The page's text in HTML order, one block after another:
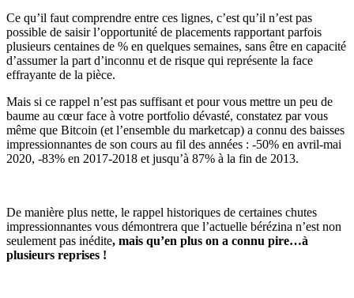
Ce qu’il faut comprendre entre ces lignes, c’est qu’il n’est pas
possible de saisir l’opportunité de placements rapportant parfois
plusieurs centaines de % en quelques semaines, sans être en capacité
d’assumer la part d’inconnu et de risque qui représente la face
effrayante de la pièce.
Mais si ce rappel n’est pas suffisant et pour vous mettre un peu de
baume au cœur face à votre portfolio dévasté, constatez par vous
même que Bitcoin (et l’ensemble du marketcap) a connu des baisses
impressionnantes de son cours au fil des années : -50% en avril-mai
2020, -83% en 2017-2018 et jusqu’à 87% à la fin de 2013.
De manière plus nette, le rappel historiques de certaines chutes
impressionnantes vous démontrera que l’actuelle bérézina n’est non
seulement pas inédite, mais qu’en plus on a connu pire…à
plusieurs reprises !